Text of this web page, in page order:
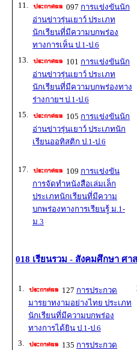
11.
097 การแข่งขันนัก
อ่านข่าวรุ่นเยาว์ ประเภท
นักเรียนที่มีความบกพร่อง
ทางการเห็น ป.1-ป.6
13.
101 การแข่งขันนัก
อ่านข่าวรุ่นเยาว์ ประเภท
นักเรียนที่มีความบกพร่องทาง
ร่างกายฯ ป.1-ป.6
15.
105 การแข่งขันนัก
อ่านข่าวรุ่นเยาว์ ประเภทนัก
เรียนออทิสติก ป.1-ป.6
17.
109 การแข่งขัน
การจัดทำหนังสือเล่มเล็ก
ประเภทนักเรียนที่มีความ
บกพร่องทางการเรียนรู้ ม.1-
ม.3
018 เรียนรวม - สังคมศึกษา ศ
1. 127 การประกวด
มารยาทงามอย่างไทย ประเภท
นักเรียนที่มีความบกพร่อง
ทางการได้ยิน ป.1-ป.6
3.
135 การประกวด